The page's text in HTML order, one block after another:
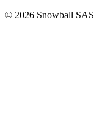
© 2026 Snowball SAS